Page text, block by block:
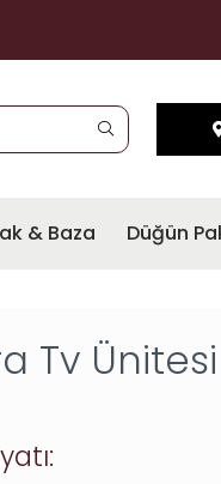
& Baza Düğün
Tv Ünitesi